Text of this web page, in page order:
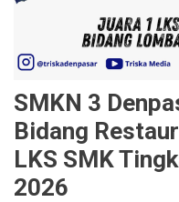
SMKN 3
Bidang
LKS SMK
2026